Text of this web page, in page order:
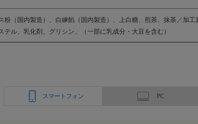
粉（国内製造）、白練餡（国内製造）、上白糖、煎茶、抹茶／加
テル、乳化剤、グリシン、（一部に乳成分・大豆を含む）
スマートフォン PC